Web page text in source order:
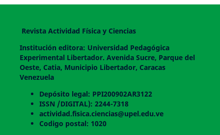
Revista Actividad Física y Ciencias
Institución editora: Universidad Pedagógica
Experimental Libertador. Avenida Sucre, Parque del
Oeste, Catia, Municipio Libertador, Caracas
Venezuela
Depósito legal: PPI200902AR3122
ISSN /DIGITAL): 2244-7318
actividad.fisica.ciencias@upel.edu.ve
Codigo postal: 1020